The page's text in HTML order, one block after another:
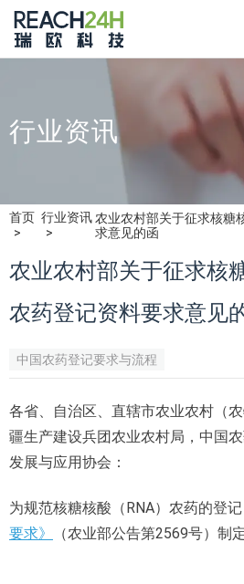
行业资讯
首页 行业资讯 农业农村部关于征求核糖
求意见的函
农业农村部关于征求核
农药登记资料要求意见
中国农药登记要求与流程
各省、自治区、直辖市农业农村（
疆生产建设兵团农业农村局，中国
发展与应用协会：
为规范核糖核酸（RNA）农药的登
要求》
（农业部公告第2569号）制